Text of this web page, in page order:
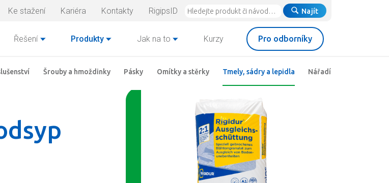
Ke stažení Kariéra Kontakty RigipsID Najít
Řešení Produkty Jak na to Kurzy Pro odborníky
Šrouby a hmoždinky Pásky Omítky a stěrky Tmely, sádry a lepidla Nářadí